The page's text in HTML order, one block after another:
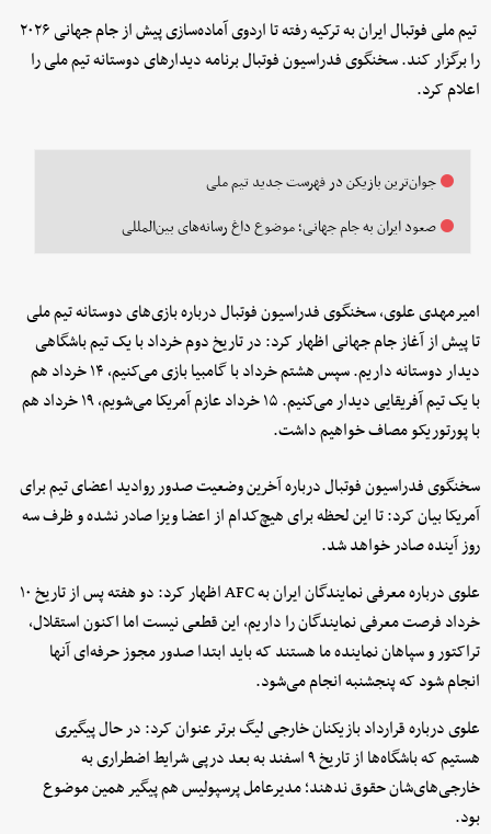
تیم ملی فوتبال ایران به ترکیه رفته تا اردوی آماده‌سازی پیش از جام جهانی ۲۰۲۶
را برگزار کند. سخنگوی فدراسیون فوتبال برنامه دیدارهای دوستانه تیم ملی را
اعلام کرد.
جوان‌ترین بازیکن در فهرست جدید تیم ملی
صعود ایران به جام جهانی؛ موضوع داغ رسانه‌های بین‌المللی
امیرمهدی علوی، سخنگوی فدراسیون فوتبال درباره بازی‌های دوستانه تیم ملی
تا پیش از آغاز جام جهانی اظهار کرد: در تاریخ دوم خرداد با یک تیم باشگاهی
دیدار دوستانه داریم. سپس هشتم خرداد با گامبیا بازی می‌کنیم، ۱۴ خرداد هم
با یک تیم آفریقایی دیدار می‌کنیم. ۱۵ خرداد عازم آمریکا می‌شویم، ۱۹ خرداد هم
با پورتوریکو مصاف خواهیم داشت.
سخنگوی فدراسیون فوتبال درباره آخرین وضعیت صدور روادید اعضای تیم برای
آمریکا بیان کرد: تا این لحظه برای هیچ‌کدام از اعضا ویزا صادر نشده و ظرف سه
روز آینده صادر خواهد شد.
علوی درباره معرفی نمایندگان ایران به AFC اظهار کرد: دو هفته پس از تاریخ ۱۰
خرداد فرصت معرفی نمایندگان را داریم، این قطعی نیست اما اکنون استقلال،
تراکتور و سپاهان نماینده ما هستند که باید ابتدا صدور مجوز حرفه‌ای آنها
انجام شود که پنجشنبه انجام می‌شود.
علوی درباره قرارداد بازیکنان خارجی لیگ برتر عنوان کرد: در حال پیگیری
هستیم که باشگاه‌ها از تاریخ ۹ اسفند به بعد درپی شرایط اضطراری به
خارجی‌های‌شان حقوق ندهند؛ مدیرعامل پرسپولیس هم پیگیر همین موضوع
بود.